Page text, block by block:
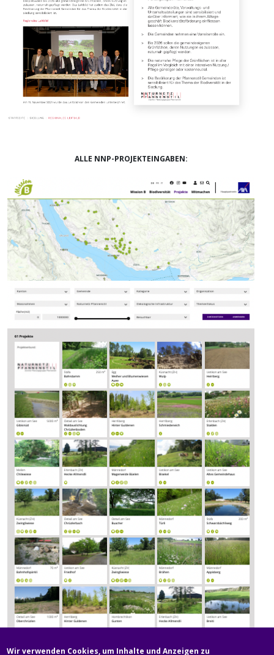
ALLE NNP-PROJEKTEINGABEN:
Wir verwenden Cookies, um Inhalte und Anzeigen zu